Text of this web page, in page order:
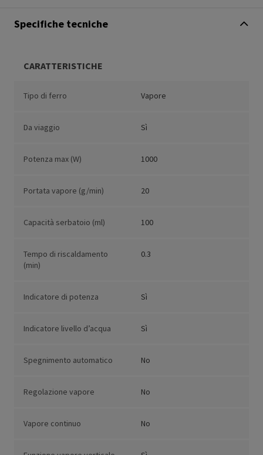
Specifiche tecniche
CARATTERISTICHE
Tipo di ferro Vapore
Da viaggio Sì
Potenza max (W) 1000
Portata vapore (g/min) 20
Capacità serbatoio (ml) 100
Tempo di riscaldamento
(min)
0.3
Indicatore di potenza Sì
Indicatore livello d’acqua Sì
Spegnimento automatico No
Regolazione vapore No
Vapore continuo No